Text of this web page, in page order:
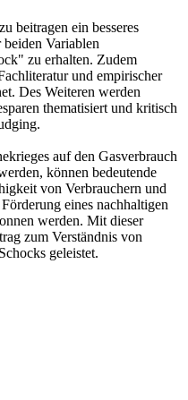
beitragen ein besseres
beiden Variablen
zu erhalten. Zudem
und empirischer
Des Weiteren werden
thematisiert und kritisch
auf den Gasverbrauch
können bedeutende
von Verbrauchern und
eines nachhaltigen
werden. Mit dieser
zum Verständnis von
geleistet.